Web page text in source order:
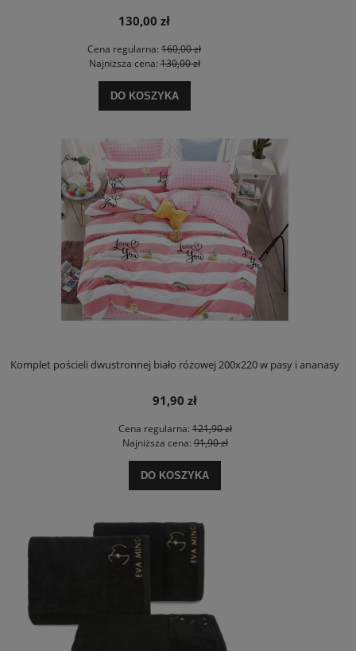
130,00 zł
Cena regularna: 160,00 zł
Najniższa cena:130,00 zł
DO KOSZYKA
Komplet pościeli dwustronnej biało różowej 200x220 w pasy i ananasy
91,90 zł
Cena regularna:121,90 zł
Najniższa cena:91,90 zł
DO KOSZYKA